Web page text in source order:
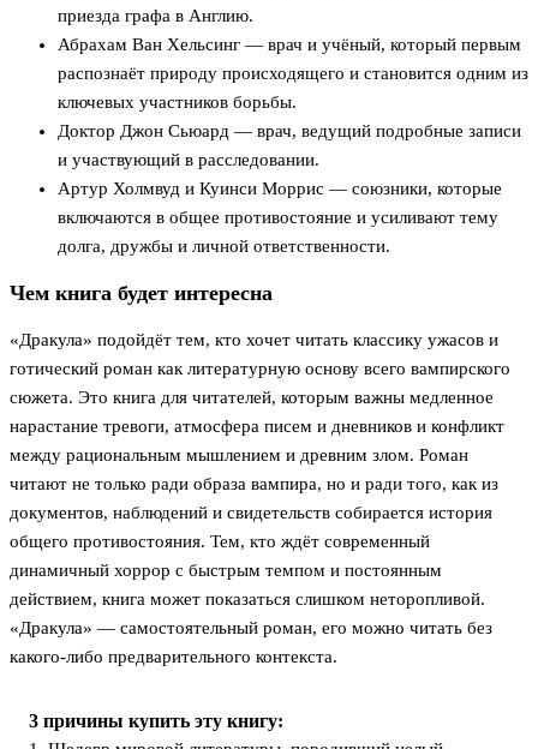
приезда графа в Англию.
Абрахам Ван Хельсинг — врач и учёный, который первым
распознаёт природу происходящего и становится одним из
ключевых участников борьбы.
Доктор Джон Сьюард — врач, ведущий подробные записи
и участвующий в расследовании.
Артур Холмвуд и Куинси Моррис — союзники, которые
включаются в общее противостояние и усиливают тему
долга, дружбы и личной ответственности.
Чем книга будет интересна
«Дракула» подойдёт тем, кто хочет читать классику ужасов и
готический роман как литературную основу всего вампирского
сюжета. Это книга для читателей, которым важны медленное
нарастание тревоги, атмосфера писем и дневников и конфликт
между рациональным мышлением и древним злом. Роман
читают не только ради образа вампира, но и ради того, как из
документов, наблюдений и свидетельств собирается история
общего противостояния. Тем, кто ждёт современный
динамичный хоррор с быстрым темпом и постоянным
действием, книга может показаться слишком неторопливой.
«Дракула» — самостоятельный роман, его можно читать без
какого-либо предварительного контекста.
3 причины купить эту книгу: